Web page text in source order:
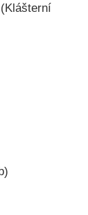
(Klášterní